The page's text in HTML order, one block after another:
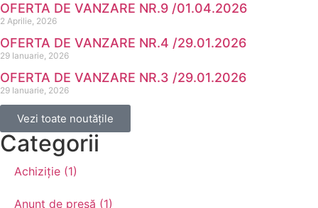
OFERTA DE VANZARE NR.9 /01.04.2026
2 Aprilie, 2026
OFERTA DE VANZARE NR.4 /29.01.2026
29 Ianuarie, 2026
OFERTA DE VANZARE NR.3 /29.01.2026
29 Ianuarie, 2026
Vezi toate noutățile
Categorii
Achiziție (1)
Anunț de presă (1)